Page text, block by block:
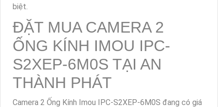
biệt.
ĐẶT MUA CAMERA 2
ỐNG KÍNH IMOU IPC-
S2XEP-6M0S TẠI AN
THÀNH PHÁT
Camera 2 Ống Kính Imou IPC-S2XEP-6M0S đang có giá